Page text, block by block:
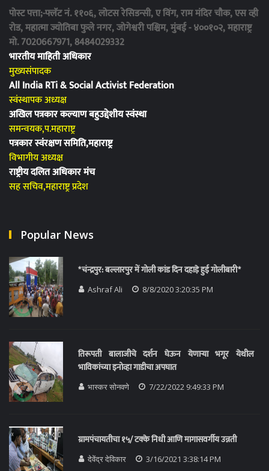
पोस्ट पत्ता;-फ्लॅट नं. ११०६, लोटस रेसिडन्सी, ए विंग, राम मंदिर चौक, एस व्ही
रोड, महात्मा ज्योतिबा फुले नगर, जोगेश्वरी पश्चिम, मुंबई - ४००१०२, महाराष्ट्र
मो. 7020667971, 8484029332
भारतीय माहिती अधिकार
मुख्यसंपादक
All India RTi & Social Activist Federation
स्वंस्थापक अध्यक्ष
अखिल पत्रकार कल्याण बहुउद्देशीय स्वंस्था
समन्वयक,प.महाराष्ट्र
पत्रकार स्वंरक्षण समिति,महाराष्ट्र
विभागीय अध्यक्ष
राष्ट्रीय दलित अधिकार मंच
सह सचिव,महाराष्ट्र प्रदेश
Popular News
*चंन्द्रपुर: बल्लारपुर में गोली कांड दिन दहाड़े हुई गोलीबारी*
Ashraf Ali 8/8/2020 3:20:35 PM
तिरूपती बालाजीचे दर्शन घेऊन येणाऱ्या भगूर येथील
भाविकांच्या इनोव्हा गाडीचा अपघात
भास्कर सोनवणे 7/22/2022 9:49:33 PM
ग्रामपंचायतीचा १५/ टक्के निधी आणि मागासवर्गीय उन्नती
देवेंद्र देविकार 3/16/2021 3:38:14 PM